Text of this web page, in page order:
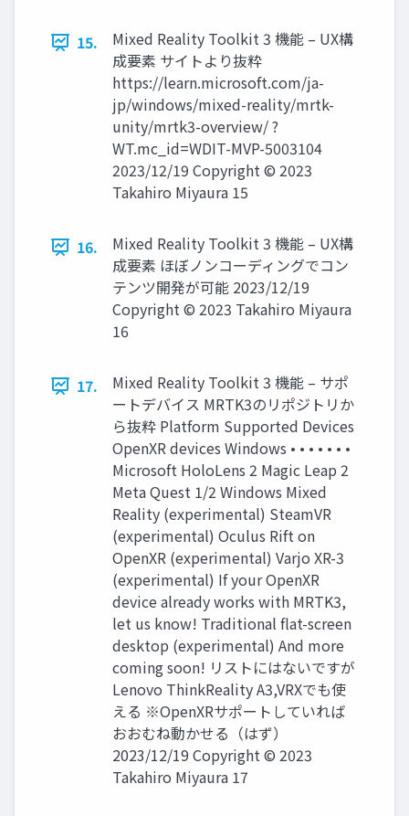
15.
Mixed Reality Toolkit 3 機能 – UX構
成要素 サイトより抜粋
https://learn.microsoft.com/ja-
jp/windows/mixed-reality/mrtk-
unity/mrtk3-overview/ ?
WT.mc_id=WDIT-MVP-5003104
2023/12/19 Copyright © 2023
Takahiro Miyaura 15
16.
Mixed Reality Toolkit 3 機能 – UX構
成要素 ほぼノンコーディングでコン
テンツ開発が可能 2023/12/19
Copyright © 2023 Takahiro Miyaura
16
17.
Mixed Reality Toolkit 3 機能 – サポ
ートデバイス MRTK3のリポジトリか
ら抜粋 Platform Supported Devices
OpenXR devices Windows • • • • • • •
Microsoft HoloLens 2 Magic Leap 2
Meta Quest 1/2 Windows Mixed
Reality (experimental) SteamVR
(experimental) Oculus Rift on
OpenXR (experimental) Varjo XR-3
(experimental) If your OpenXR
device already works with MRTK3,
let us know! Traditional flat-screen
desktop (experimental) And more
coming soon! リストにはないですが
Lenovo ThinkReality A3,VRXでも使
える ※OpenXRサポートしていれば
おおむね動かせる（はず）
2023/12/19 Copyright © 2023
Takahiro Miyaura 17